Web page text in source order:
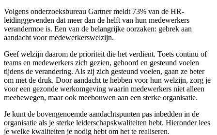
Volgens onderzoeksbureau Gartner meldt 73% van de HR-
leidinggevenden dat meer dan de helft van hun medewerkers
verandermoe is. Een van de belangrijke oorzaken: gebrek aan
aandacht voor medewerkerswelzijn.
Geef welzijn daarom de prioriteit die het verdient. Toets continu of
teams en medewerkers zich gezien, gehoord en gesteund voelen
tijdens de verandering. Als zij zich gesteund voelen, gaan ze beter
om met de druk. Door aandacht te hebben voor hun welzijn, zorg je
voor een gezonde werkomgeving waarin medewerkers niet alleen
meebewegen, maar ook meebouwen aan een sterke organisatie.
Je kunt de bovengenoemde aandachtspunten pas inbedden in de
organisatie als je sterke leiderschapskwaliteiten hebt. Hieronder lees
je welke kwaliteiten je nodig hebt om het te realiseren.